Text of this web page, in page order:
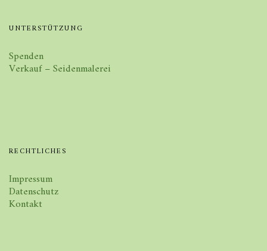
UNTERSTÜTZUNG
Spenden
Verkauf – Seidenmalerei
RECHTLICHES
Impressum
Datenschutz
Kontakt